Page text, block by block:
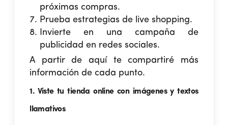
próximas compras.
Prueba estrategias de live shopping.
Invierte en una campaña de
publicidad en redes sociales.
A partir de aquí te compartiré más
información de cada punto.
1. Viste tu tienda online con imágenes y textos
llamativos